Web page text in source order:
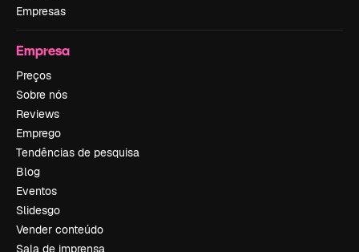
Empresas
Empresa
Preços
Sobre nós
Reviews
Emprego
Tendências de pesquisa
Blog
Eventos
Slidesgo
Vender conteúdo
Sala de imprensa